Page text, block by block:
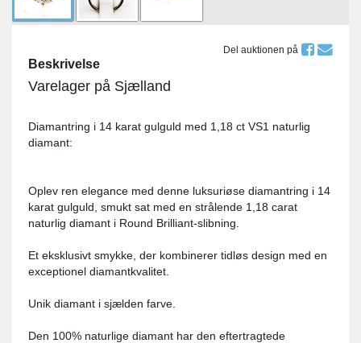
Del auktionen på
Beskrivelse
Varelager på Sjælland
Diamantring i 14 karat gulguld med 1,18 ct VS1 naturlig
diamant:
Oplev ren elegance med denne luksuriøse diamantring i 14
karat gulguld, smukt sat med en strålende 1,18 carat
naturlig diamant i Round Brilliant-slibning.
Et eksklusivt smykke, der kombinerer tidløs design med en
exceptionel diamantkvalitet.
Unik diamant i sjælden farve.
Den 100% naturlige diamant har den eftertragtede